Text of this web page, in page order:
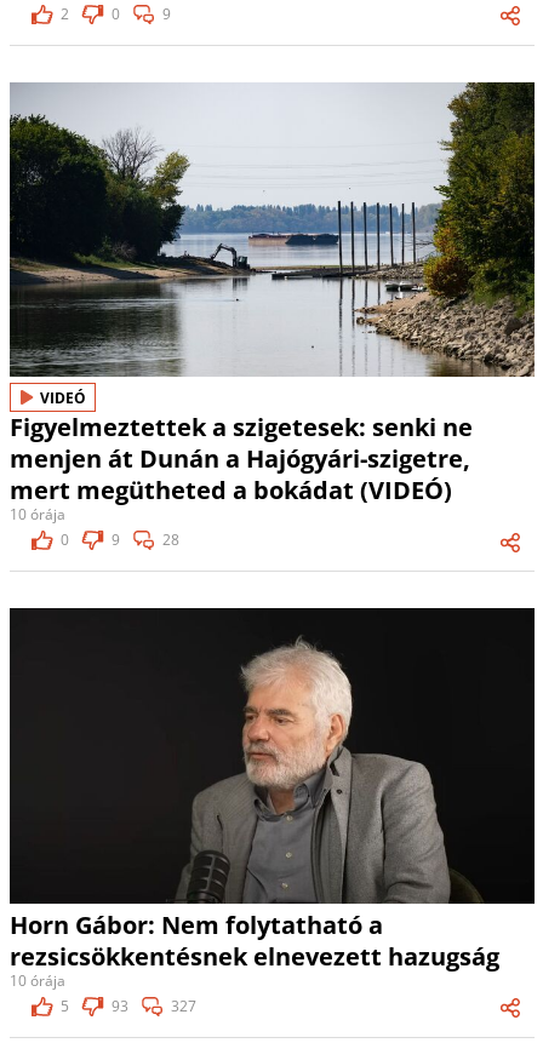
2
0 9
VIDEÓ
Figyelmeztettek a szigetesek: senki ne
menjen át Dunán a Hajógyári-szigetre,
mert megütheted a bokádat (VIDEÓ)
10 órája
0
9 28
Horn Gábor: Nem folytatható a
rezsicsökkentésnek elnevezett hazugság
10 órája
5
93 327